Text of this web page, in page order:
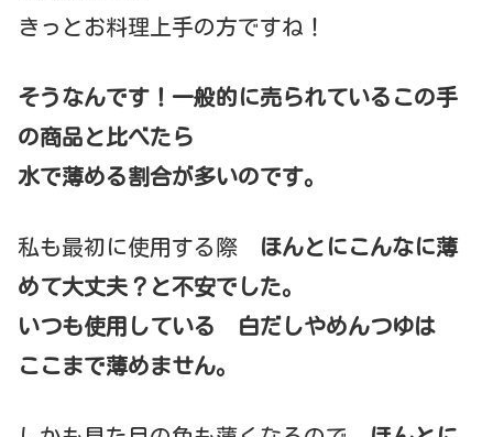
きっとお料理上手の方ですね！
そうなんです！一般的に売られているこの手
の商品と比べたら
水で薄める割合が多いのです。
私も最初に使用する際 ほんとにこんなに薄
めて大丈夫？と不安でした。
いつも使用している 白だしやめんつゆは
ここまで薄めません。